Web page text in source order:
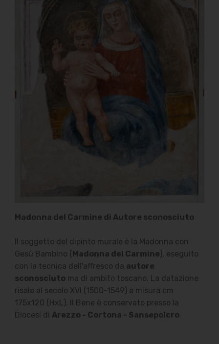
Madonna del Carmine di Autore sconosciuto
Il soggetto del dipinto murale è la Madonna con
Gesù Bambino (
Madonna del Carmine ), eseguito
con la tecnica dell'affresco da autore
sconosciuto ma di ambito toscano. La datazione
risale al secolo XVI (1500-1549) e misura cm
175x120 (HxL). Il Bene è conservato presso la
Diocesi di Arezzo - Cortona - Sansepolcro.